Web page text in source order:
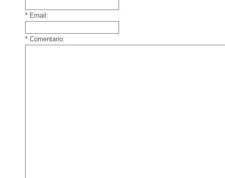
* Email:
* Comentario: